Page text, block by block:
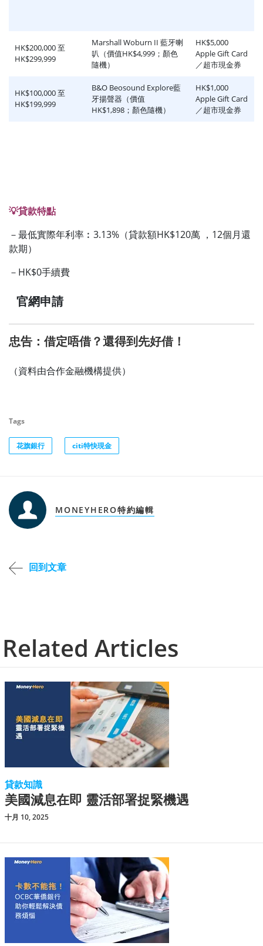
HK$200,000 至
HK$299,999
Marshall Woburn II 藍牙喇
叭（價值HK$4,999；顏色
隨機）
HK$5,000
Apple Gift Card
／超市現金券
HK$100,000 至
HK$199,999
B&O Beosound Explore藍
牙揚聲器（價值
HK$1,898；顏色隨機）
HK$1,000
Apple Gift Card
／超市現金券
💡貸款特點
－最低實際年利率︰3.13%（貸款額HK$120萬 ，12個月還
款期）
－HK$0手續費
官網申請
忠告：借定唔借？還得到先好借！
（資料由合作金融機構提供）
Tags
花旗銀行 citi特快現金
MONEYHERO特約編輯
回到文章
Related Articles
貸款知識
美國減息在即 靈活部署捉緊機遇
十月 10, 2025